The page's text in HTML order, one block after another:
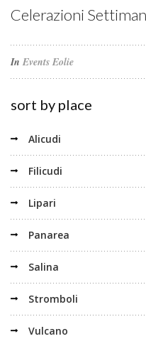
Celerazioni
In Events Eolie
sort by place
Alicudi
Filicudi
Lipari
Panarea
Salina
Stromboli
Vulcano